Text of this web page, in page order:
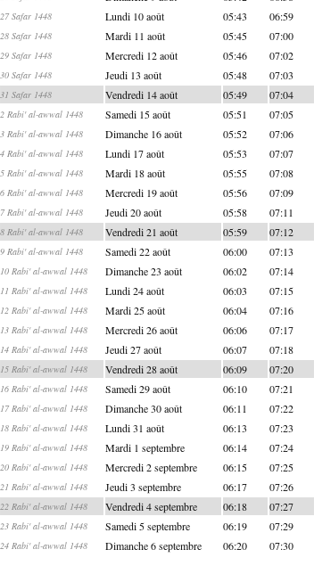
27 Safar 1448 Lundi 10 août 05:43 06:59
28 Safar 1448 Mardi 11 août 05:45 07:00
29 Safar 1448 Mercredi 12 août 05:46 07:02
30 Safar 1448 Jeudi 13 août 05:48 07:03
31 Safar 1448 Vendredi 14 août 05:49 07:04
2 Rabi' al-awwal 1448 Samedi 15 août 05:51 07:05
3 Rabi' al-awwal 1448 Dimanche 16 août 05:52 07:06
4 Rabi' al-awwal 1448 Lundi 17 août 05:53 07:07
5 Rabi' al-awwal 1448 Mardi 18 août 05:55 07:08
6 Rabi' al-awwal 1448 Mercredi 19 août 05:56 07:09
7 Rabi' al-awwal 1448 Jeudi 20 août 05:58 07:11
8 Rabi' al-awwal 1448 Vendredi 21 août 05:59 07:12
9 Rabi' al-awwal 1448 Samedi 22 août 06:00 07:13
10 Rabi' al-awwal 1448 Dimanche 23 août 06:02 07:14
11 Rabi' al-awwal 1448 Lundi 24 août 06:03 07:15
12 Rabi' al-awwal 1448 Mardi 25 août 06:04 07:16
13 Rabi' al-awwal 1448 Mercredi 26 août 06:06 07:17
14 Rabi' al-awwal 1448 Jeudi 27 août 06:07 07:18
15 Rabi' al-awwal 1448 Vendredi 28 août 06:09 07:20
16 Rabi' al-awwal 1448 Samedi 29 août 06:10 07:21
17 Rabi' al-awwal 1448 Dimanche 30 août 06:11 07:22
18 Rabi' al-awwal 1448 Lundi 31 août 06:13 07:23
19 Rabi' al-awwal 1448 Mardi 1 septembre 06:14 07:24
20 Rabi' al-awwal 1448 Mercredi 2 septembre 06:15 07:25
21 Rabi' al-awwal 1448 Jeudi 3 septembre 06:17 07:26
22 Rabi' al-awwal 1448 Vendredi 4 septembre 06:18 07:27
23 Rabi' al-awwal 1448 Samedi 5 septembre 06:19 07:29
24 Rabi' al-awwal 1448 Dimanche 6 septembre 06:20 07:30